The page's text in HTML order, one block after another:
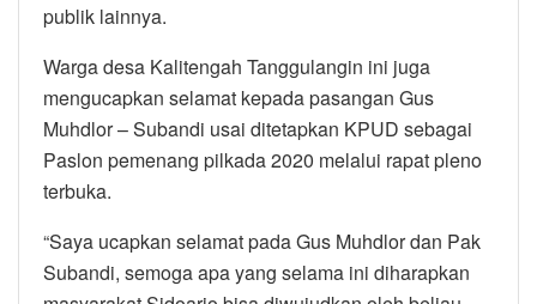
publik lainnya.
Warga desa Kalitengah Tanggulangin ini juga
mengucapkan selamat kepada pasangan Gus
Muhdlor – Subandi usai ditetapkan KPUD sebagai
Paslon pemenang pilkada 2020 melalui rapat pleno
terbuka.
“Saya ucapkan selamat pada Gus Muhdlor dan Pak
Subandi, semoga apa yang selama ini diharapkan